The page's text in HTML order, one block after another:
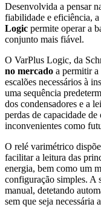
Desenvolvida a pensar
fiabilidade e eficiência,
Logic permite operar a
conjunto mais fiável.
O VarPlus Logic, da
no mercado a permitir a
escalões necessários à
uma sequência
dos condensadores e a
perdas de capacidade
inconvenientes como
O relé varimétrico
facilitar a leitura das
energia, bem como um
configuração simples. A
manual, detetando
sem que seja necessária